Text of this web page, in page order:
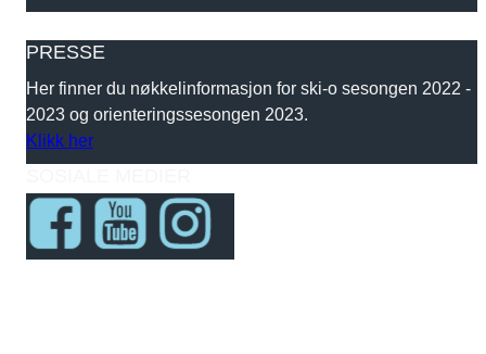
PRESSE
Her finner du nøkkelinformasjon for ski-o sesongen 2022 -
2023 og orienteringssesongen 2023.
Klikk her